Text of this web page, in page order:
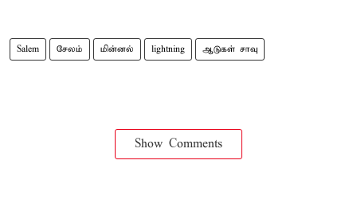
Salem சேலம் மின்னல் lightning ஆடுகள் சாவு
Show Comments